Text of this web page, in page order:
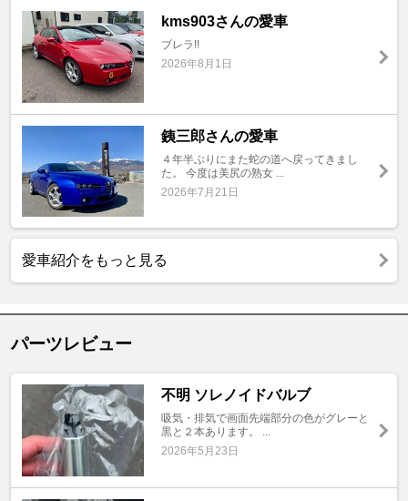
kms903さんの愛車
ブレラ!!
2026年8月1日
銕三郎さんの愛車
４年半ぶりにまた蛇の道へ戻ってきまし
た。 今度は美尻の熟女 ...
2026年7月21日
愛車紹介をもっと見る
パーツレビュー
不明 ソレノイドバルブ
吸気・排気で画面先端部分の色がグレーと
黒と２本あります。 ...
2026年5月23日